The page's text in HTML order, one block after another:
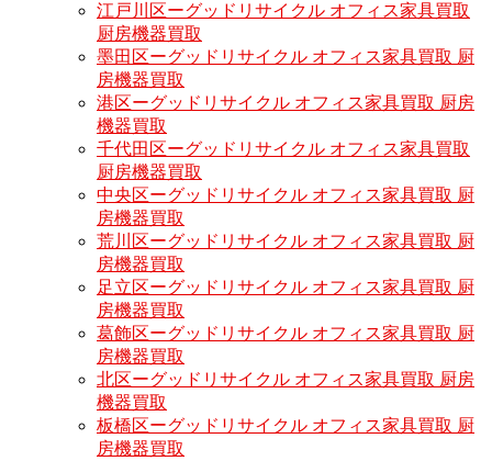
江戸川区ーグッドリサイクル オフィス家具買取
厨房機器買取
墨田区ーグッドリサイクル オフィス家具買取 厨
房機器買取
港区ーグッドリサイクル オフィス家具買取 厨房
機器買取
千代田区ーグッドリサイクル オフィス家具買取
厨房機器買取
中央区ーグッドリサイクル オフィス家具買取 厨
房機器買取
荒川区ーグッドリサイクル オフィス家具買取 厨
房機器買取
足立区ーグッドリサイクル オフィス家具買取 厨
房機器買取
葛飾区ーグッドリサイクル オフィス家具買取 厨
房機器買取
北区ーグッドリサイクル オフィス家具買取 厨房
機器買取
板橋区ーグッドリサイクル オフィス家具買取 厨
房機器買取